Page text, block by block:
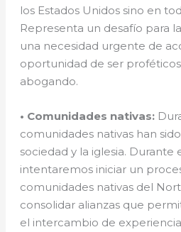
los Estados Unidos sino en
Representa un desafío para
una necesidad urgente de
oportunidad de ser
abogando.
• Comunidades nativas:
comunidades nativas han
sociedad y la iglesia.
intentaremos iniciar un
comunidades nativas del
consolidar alianzas que
el intercambio de